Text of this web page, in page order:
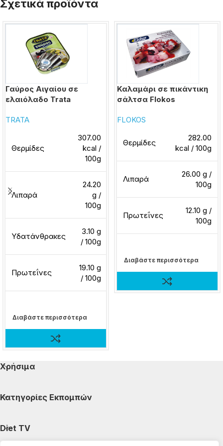
Σχετικά προϊόντα
Γαύρος Αιγαίου σε
ελαιόλαδο Trata
TRATA
Θερμίδες
307.00
kcal /
100g
Λιπαρά
24.20
g /
100g
Υδατάνθρακες
3.10 g
/ 100g
Πρωτεΐνες
19.10 g
/ 100g
Διαβάστε περισσότερα
Καλαμάρι σε πικάντικη
σάλτσα Flokos
FLOKOS
Θερμίδες
282.00
kcal / 100g
Λιπαρά
26.00 g /
100g
Πρωτεΐνες
12.10 g /
100g
Διαβάστε περισσότερα
Χρήσιμα
Κατηγορίες Εκπομπών
Diet TV